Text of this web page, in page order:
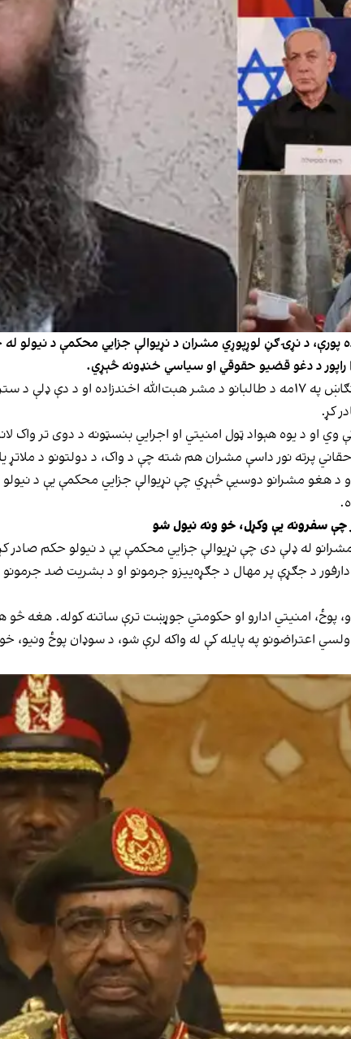
پورې، د نړۍ ګڼ لوړپوړي مشران د نړیوالې جزايي محکمې د
د دغو قضیو حقوقي او سیاسي خنډونه څېړي.
نړیوالې جزایي محکمې د ۱۴۰۴ کال د چنګاښ په ۱۷مه د طالبانو د مشر
کړ.
او د یوه هېواد ټول امنیتي او اجرایي بنسټونه د دوی تر واک
حقاني پرته نور داسې مشران هم شته چې د واک، د دولتونو د
د هغو مشرانو دوسیې څېړي چې نړیوالې جزايي محکمې یې د
سفرونه یې وکړل، خو ونه نیول شو
له ډلې دی چې نړیوالې جزايي محکمې یې د نیولو حکم صادر
امنیتي ادارو او حکومتي جوړښت ترې ساتنه کوله. هغه څو
چې په ۱۳۹۸ کال کې د ولسي اعتراضونو په پایله کې له واکه لرې شو، د